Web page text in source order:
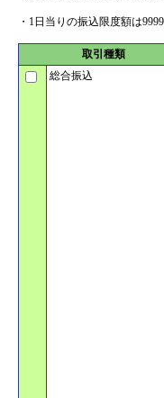
・1日当りの振込限度額は
取引種類
総合振込